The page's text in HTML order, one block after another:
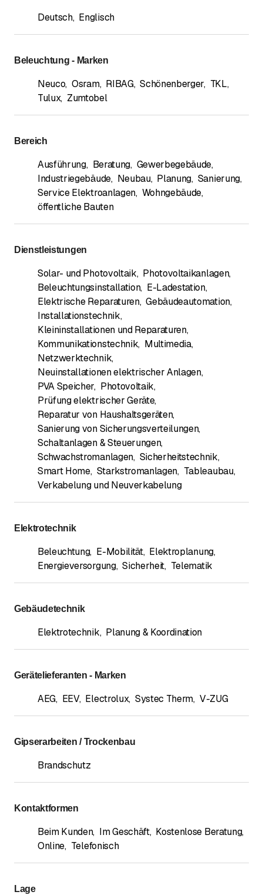
Deutsch, Englisch
Beleuchtung - Marken
Neuco, Osram, RIBAG, Schönenberger, TKL,
Tulux, Zumtobel
Bereich
Ausführung, Beratung, Gewerbegebäude,
Industriegebäude, Neubau, Planung, Sanierung,
Service Elektroanlagen, Wohngebäude,
öffentliche Bauten
Dienstleistungen
Solar- und Photovoltaik, Photovoltaikanlagen,
Beleuchtungsinstallation, E-Ladestation,
Elektrische Reparaturen, Gebäudeautomation,
Installationstechnik,
Kleininstallationen und Reparaturen,
Kommunikationstechnik, Multimedia,
Netzwerktechnik,
Neuinstallationen elektrischer Anlagen,
PVA Speicher, Photovoltaik,
Prüfung elektrischer Geräte,
Reparatur von Haushaltsgeräten,
Sanierung von Sicherungsverteilungen,
Schaltanlagen & Steuerungen,
Schwachstromanlagen, Sicherheitstechnik,
Smart Home, Starkstromanlagen, Tableaubau,
Verkabelung und Neuverkabelung
Elektrotechnik
Beleuchtung, E-Mobilität, Elektroplanung,
Energieversorgung, Sicherheit, Telematik
Gebäudetechnik
Elektrotechnik, Planung & Koordination
Gerätelieferanten - Marken
AEG, EEV, Electrolux, Systec Therm, V-ZUG
Gipserarbeiten / Trockenbau
Brandschutz
Kontaktformen
Beim Kunden, Im Geschäft, Kostenlose Beratung,
Online, Telefonisch
Lage